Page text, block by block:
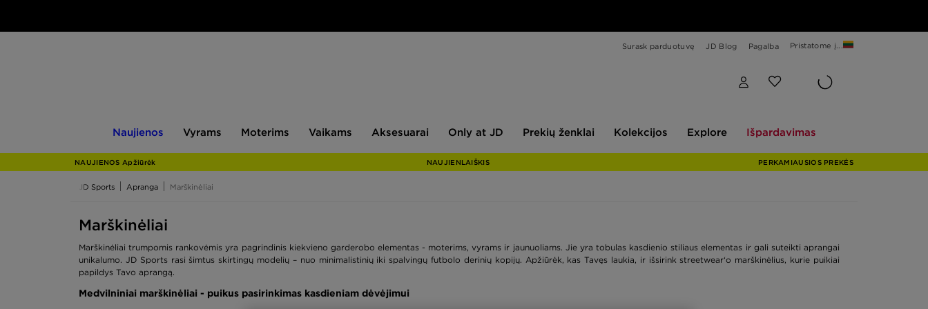
Surask parduotuvę JD Blog Pagalba Pristatome į...
Naujienos Vyrams Moterims Vaikams Aksesuarai
JD
Only at JD
ženklai
Prekių ženklai Kolekcijos Explore Išpardavimas
NAUJIENOS Apžiūrėk NAUJIENLAIŠKIS PERKAMIAUSIOS PREKĖS
JD Sports Apranga Marškinėliai
Marškinėliai
Marškinėliai trumpomis rankovėmis yra pagrindinis kiekvieno garderobo elementas - moterims, vyrams ir jaunuoliams. Jie yra tobulas kasdienio stiliaus elementas ir gali suteikti aprangai
unikalumo. JD Sports rasi šimtus skirtingų modelių – nuo minimalistinių iki spalvingų futbolo derinių kopijų. Apžiūrėk, kas Tavęs laukia, ir išsirink streetwear‘o marškinėlius, kurie puikiai
papildys Tavo aprangą.
Medvilniniai marškinėliai - puikus pasirinkimas kasdieniam dėvėjimui